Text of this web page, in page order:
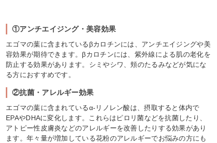
①アンチエイジング・美容効果
エゴマの葉に含まれているβカロチンには、アンチエイジングや美
容効果が期待できます。βカロチンには、紫外線による肌の老化を
防止する効果があります。シミやシワ、頬のたるみなどが気にな
る方におすすめです。
②抗菌・アレルギー効果
エゴマの葉に含まれているα-リノレン酸は、摂取すると体内で
EPAやDHAに変化します。これらはピロリ菌などを抗菌したり、
アトピー性皮膚炎などのアレルギーを改善したりする効果があり
ます。年々量が増加している花粉のアレルギーでお悩みの方にも